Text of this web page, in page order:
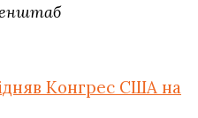
Конгрес США на